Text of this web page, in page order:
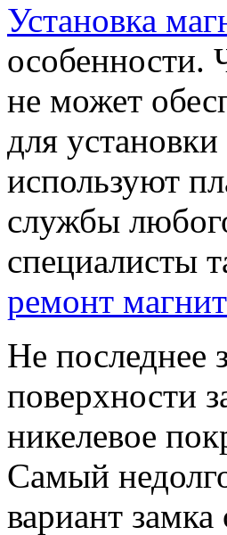
Установка
особенности.
не может
для
используют
службы
специалисты
ремонт
Не последнее
поверхности
никелевое
Самый
вариант